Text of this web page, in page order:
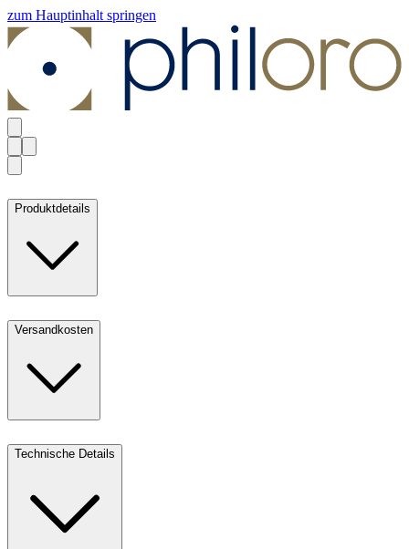
zum Hauptinhalt springen
Produktdetails
Versandkosten
Technische Details